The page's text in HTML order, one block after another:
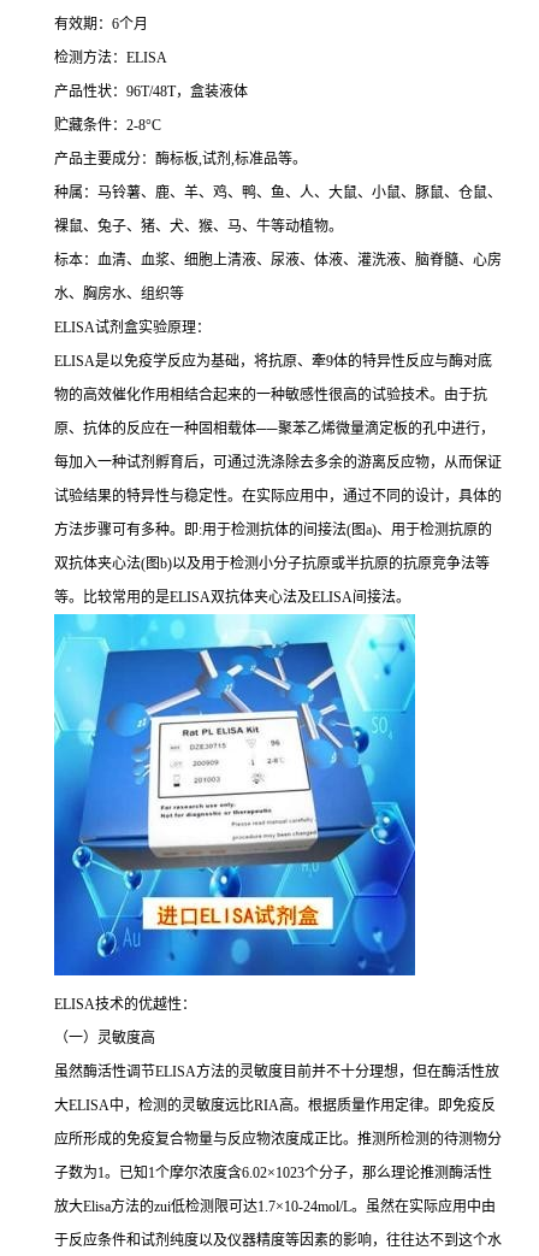
有效期： 6个月
检测方法： ELISA
产品性状： 96T/48T，盒装液体
贮藏条件： 2-8°C
产品主要成分：酶标板,试剂 ,标准品等。
种属：马铃薯、鹿、羊、鸡、鸭、鱼、人、大鼠、小鼠、豚鼠、仓鼠、
裸鼠、兔子、猪、犬、猴、马、牛等动植物。
标本：血清、血浆、细胞上清液、尿液、体液、灌洗液、脑脊髓、心房
水、胸房水、组织等
ELISA试剂盒实验原理：
ELISA是以免疫学反应为基础，将抗原、牽9体的特异性反应与酶对底
物的高效催化作用相结合起来的一种敏感性很高的试验技术。由于抗
原、抗体的反应在一种固相载体──聚苯乙烯微量滴定板的孔中进行，
每加入一种试剂孵育后，可通过洗涤除去多余的游离反应物，从而保证
试验结果的特异性与稳定性。在实际应用中，通过不同的设计，具体的
方法步骤可有多种。即:用于检测抗体的间接法(图a)、用于检测抗原的
双抗体夹心法(图b)以及用于检测小分子抗原或半抗原的抗原竞争法等
等。比较常用的是ELISA双抗体夹心法及ELISA间接法。
ELISA技术的优越性：
（一）灵敏度高
虽然酶活性调节ELISA方法的灵敏度目前并不十分理想，但在酶活性放
大ELISA中，检测的灵敏度远比RIA高。根据质量作用定律。即免疫反
应所形成的免疫复合物量与反应物浓度成正比。推测所检测的待测物分
子数为1。已知 1个摩尔浓度含6.02×1023个分子，那么理论推测酶活性
放大Elisa方法的zui低检测限可达1.7×10-24mol/L。虽然在实际应用中由
于反应条件和试剂纯度以及仪器精度等因素的影响，往往达不到这个水